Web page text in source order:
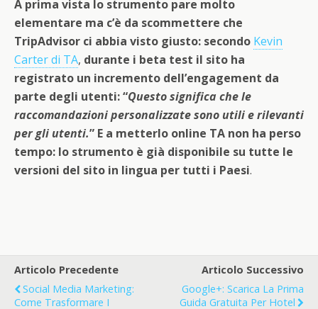
A prima vista lo strumento pare molto
elementare ma c’è da scommettere che
TripAdvisor ci abbia visto giusto: secondo Kevin
Carter di TA, durante i beta test il sito ha
registrato un incremento dell’engagement da
parte degli utenti: “Questo significa che le
raccomandazioni personalizzate sono utili e rilevanti
per gli utenti.” E a metterlo online TA non ha perso
tempo: lo strumento è già disponibile su tutte le
versioni del sito in lingua per tutti i Paesi.
Articolo Precedente
Social Media Marketing:
Come Trasformare I
Articolo Successivo
Google+: Scarica La Prima
Guida Gratuita Per Hotel